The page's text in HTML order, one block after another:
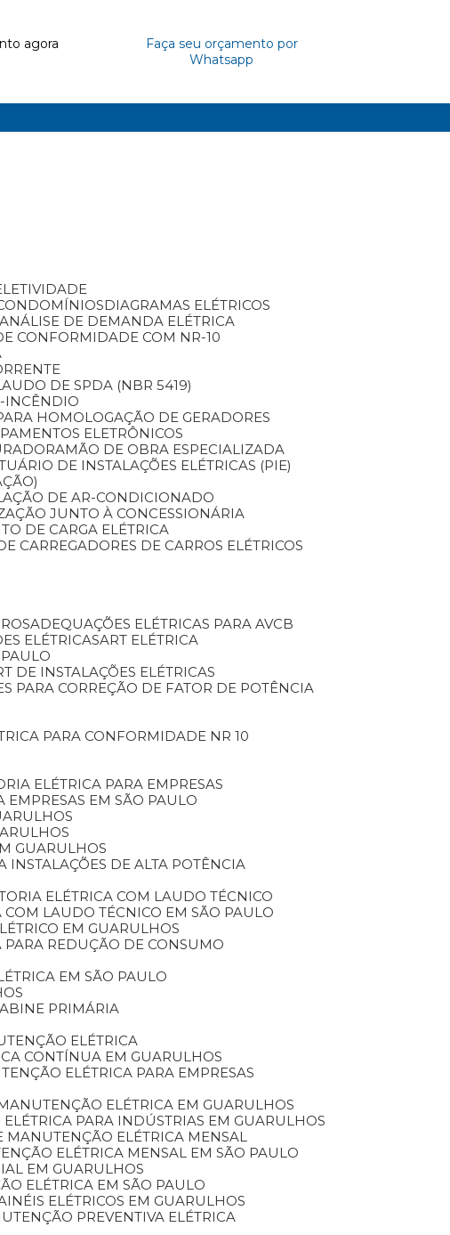
agora
Faça seu orçamento por
Whatsapp
DIAGRAMAS ELÉTRICOS
DE DEMANDA ELÉTRICA
CONFORMIDADE COM NR-10
LAUDO DE SPDA (NBR 5419)
INCÊNDIO
HOMOLOGAÇÃO DE GERADORES
ELETRÔNICOS
MÃO DE OBRA ESPECIALIZADA
DE INSTALAÇÕES ELÉTRICAS (PIE)
DE AR-CONDICIONADO
JUNTO À CONCESSIONÁRIA
DE CARGA ELÉTRICA
CARREGADORES DE CARROS ELÉTRICOS
ADEQUAÇÕES ELÉTRICAS PARA AVCB
ELÉTRICAS
ART ELÉTRICA
PAULO
DE INSTALAÇÕES ELÉTRICAS
PARA CORREÇÃO DE FATOR DE POTÊNCIA
PARA CONFORMIDADE NR 10
ELÉTRICA PARA EMPRESAS
EMPRESAS EM SÃO PAULO
GUARULHOS
INSTALAÇÕES DE ALTA POTÊNCIA
ELÉTRICA COM LAUDO TÉCNICO
COM LAUDO TÉCNICO EM SÃO PAULO
EM GUARULHOS
PARA REDUÇÃO DE CONSUMO
EM SÃO PAULO
PRIMÁRIA
ELÉTRICA
CONTÍNUA EM GUARULHOS
ELÉTRICA PARA EMPRESAS
MANUTENÇÃO ELÉTRICA EM GUARULHOS
ELÉTRICA PARA INDÚSTRIAS EM GUARULHOS
MANUTENÇÃO ELÉTRICA MENSAL
ELÉTRICA MENSAL EM SÃO PAULO
EM GUARULHOS
ELÉTRICA EM SÃO PAULO
ELÉTRICOS EM GUARULHOS
PREVENTIVA ELÉTRICA